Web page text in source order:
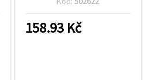
158.93 Kč